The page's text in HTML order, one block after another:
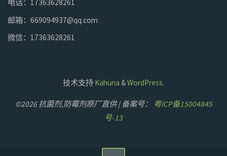
电话：17363628261
邮箱：669094937@qq.com
微信：17363628261
技术支持 Kahuna &WordPress.
©2026 抗菌剂,防霉剂原厂直供 | 备案号：
粤ICP备15004845
号-13